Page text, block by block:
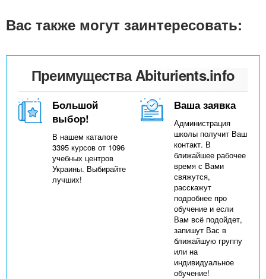
Вас также могут заинтересовать:
Преимущества Abiturients.info
Большой
выбор!
В нашем каталоге
3395 курсов от 1096
учебных центров
Украины. Выбирайте
лучших!
Ваша заявка
Администрация
школы получит Ваш
контакт. В
ближайшее рабочее
время с Вами
свяжутся,
расскажут
подробнее про
обучение и если
Вам всё подойдет,
запишут Вас в
ближайшую группу
или на
индивидуальное
обучение!